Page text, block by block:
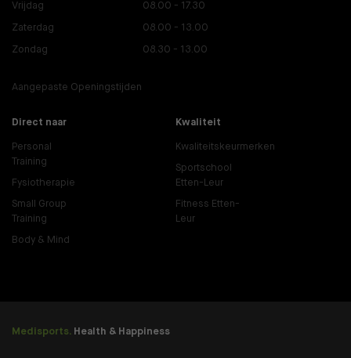
Vrijdag 08.00 - 17.30
Zaterdag 08.00 - 13.00
Zondag 08.30 - 13.00
Aangepaste Openingstijden
Direct naar
Personal
Training
Fysiotherapie
Small Group
Training
Body & Mind
Kwaliteit
Kwaliteitskeurmerken
Sportschool
Etten-Leur
Fitness Etten-
Leur
Medisports. Health & Happiness